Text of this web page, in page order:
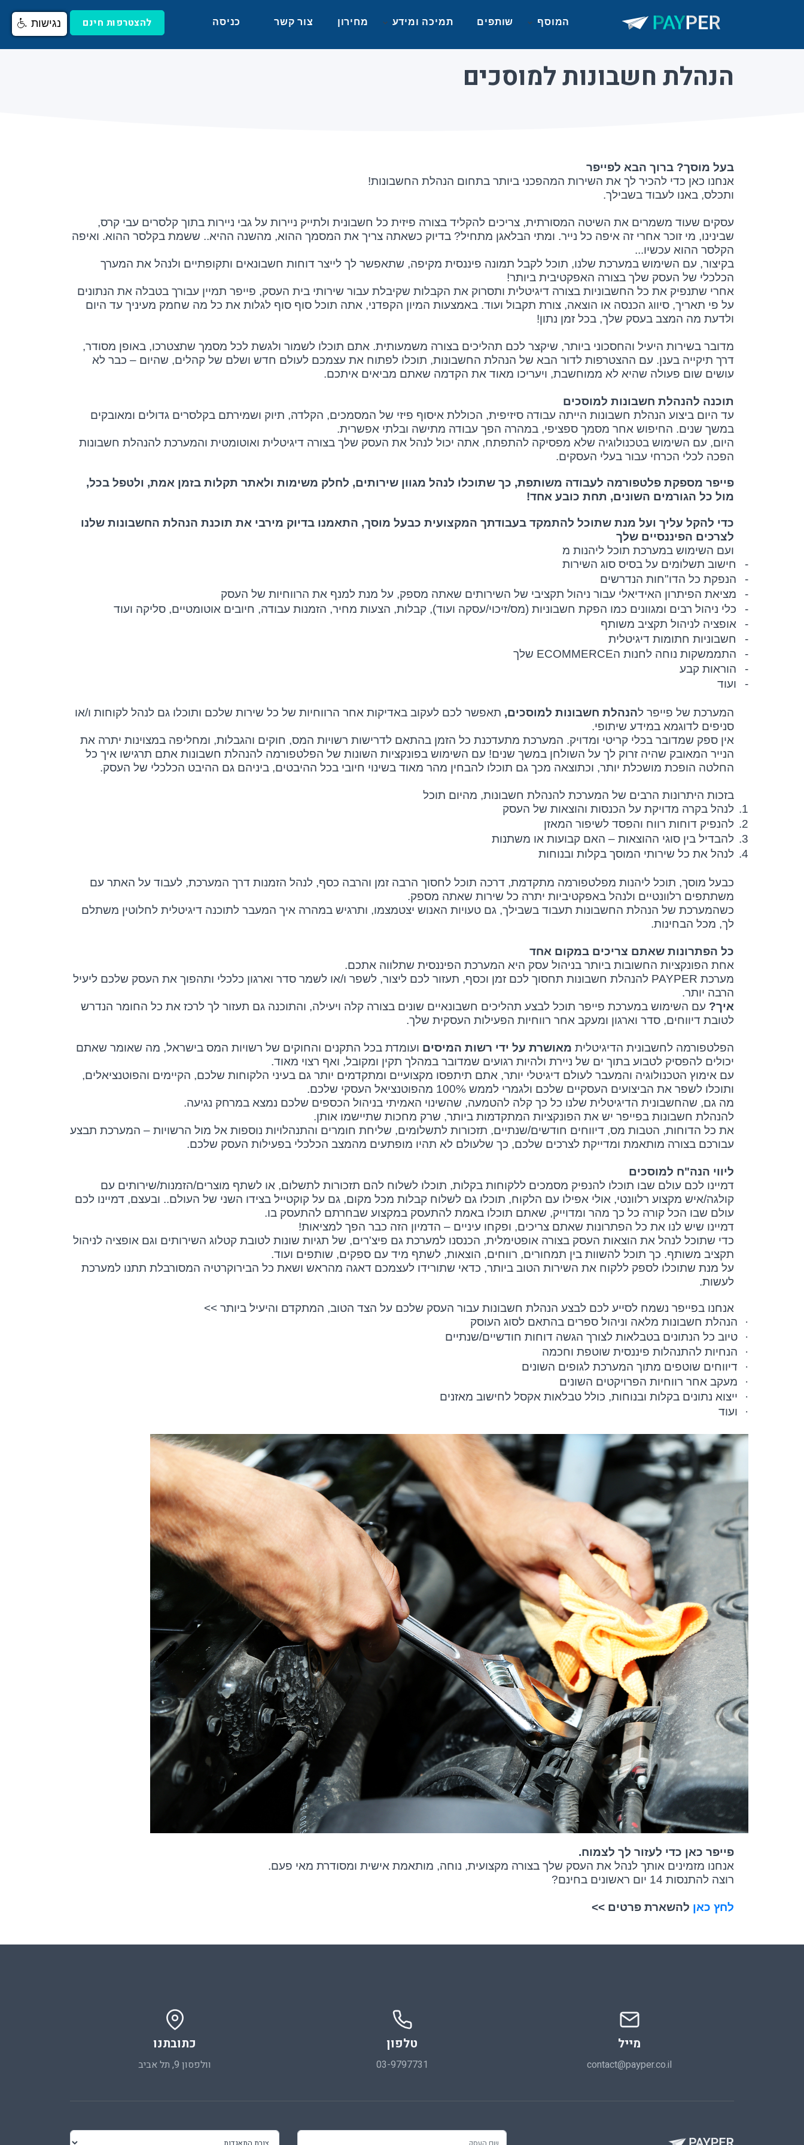
להצטרפות חינם המוסף שותפים תמיכה ומידע מחירון צור קשר כניסה
הנהלת חשבונות למוסכים
בעל מוסך? ברוך הבא לפייפר
אנחנו כאן כדי להכיר לך את השירות המהפכני ביותר בתחום הנהלת החשבונות!
ותכלס, באנו לעבוד בשבילך.
עסקים שעוד משמרים את השיטה המסורתית, צריכים להקליד בצורה פיזית כל חשבונית ולתייק ניירות על גבי ניירות בתוך קלסרים עבי קרס,
שבינינו, מי זוכר אחרי זה איפה כל נייר. ומתי הבלאגן מתחיל? בדיוק כשאתה צריך את המסמך ההוא, מהשנה ההיא.. ששמת בקלסר ההוא. ואיפה
הקלסר ההוא עכשיו...
בקיצור, עם השימוש במערכת שלנו, תוכל לקבל תמונה פיננסית מקיפה, שתאפשר לך לייצר דוחות חשבונאים ותקופתיים ולנהל את המערך
הכלכלי של העסק שלך בצורה האפקטיבית ביותר!
אחרי שתנפיק את כל החשבוניות בצורה דיגיטלית ותסרוק את הקבלות שקיבלת עבור שירותי בית העסק, פייפר תמיין עבורך בטבלה את הנתונים
על פי תאריך, סיווג הכנסה או הוצאה, צורת תקבול ועוד. באמצעות המיון הקפדני, אתה תוכל סוף סוף לגלות את כל מה שחמק מעיניך עד היום
ולדעת מה המצב בעסק שלך, בכל זמן נתון!
מדובר בשירות היעיל והחסכוני ביותר, שיקצר לכם תהליכים בצורה משמעותית. אתם תוכלו לשמור ולגשת לכל מסמך שתצטרכו, באופן מסודר,
דרך תיקייה בענן. עם ההצטרפות לדור הבא של הנהלת החשבונות, תוכלו לפתוח את עצמכם לעולם חדש ושלם של קהלים, שהיום – כבר לא
עושים שום פעולה שהיא לא ממוחשבת, ויעריכו מאוד את הקדמה שאתם מביאים איתכם.
תוכנה להנהלת חשבונות למוסכים
עד היום ביצוע הנהלת חשבונות הייתה עבודה סיזיפית, הכוללת איסוף פיזי של המסמכים, הקלדה, תיוק ושמירתם בקלסרים גדולים ומאובקים
במשך שנים. החיפוש אחר מסמך ספציפי, במהרה הפך עבודה מתישה ובלתי אפשרית.
היום, עם השימוש בטכנולוגיה שלא מפסיקה להתפתח, אתה יכול לנהל את העסק שלך בצורה דיגיטלית ואוטומטית והמערכת להנהלת חשבונות
הפכה לכלי הכרחי עבור בעלי העסקים.
פייפר מספקת פלטפורמה לעבודה משותפת, כך שתוכלו לנהל מגוון שירותים, לחלק משימות ולאתר תקלות בזמן אמת, ולטפל בכל,
מול כל הגורמים השונים, תחת כובע אחד!
כדי להקל עליך ועל מנת שתוכל להתמקד בעבודתך המקצועית כבעל מוסך, התאמנו בדיוק מירבי את תוכנת הנהלת החשבונות שלנו
לצרכים הפיננסיים שלך
ועם השימוש במערכת תוכל ליהנות מ
-
חישוב תשלומים על בסיס סוג השירות
-
הנפקת כל הדו"חות הנדרשים
-
מציאת הפיתרון האידיאלי עבור ניהול תקציבי של השירותים שאתה מספק, על מנת למנף את הרווחיות של העסק
-
כלי ניהול רבים ומגוונים כמו הפקת חשבוניות (מס/זיכוי/עסקה ועוד), קבלות, הצעות מחיר, הזמנות עבודה, חיובים אוטומטיים, סליקה ועוד
-
אופציה לניהול תקציב משותף
-
חשבוניות חתומות דיגיטלית
-
התממשקות נוחה לחנות הECOMMERCE שלך
-
הוראות קבע
-
ועוד
המערכת של פייפר להנהלת חשבונות למוסכים, תאפשר לכם לעקוב באדיקות אחר הרווחיות של כל שירות שלכם ותוכלו גם לנהל לקוחות ו/או
סניפים לדוגמא במידע שיתופי.
אין ספק שמדובר בכלי קריטי ומדויק. המערכת מתעדכנת כל הזמן בהתאם לדרישות רשויות המס, חוקים והגבלות, ומחליפה במצוינות יתרה את
הנייר המאובק שהיה זרוק לך על השולחן במשך שנים! עם השימוש בפונקציות השונות של הפלטפורמה להנהלת חשבונות אתם תרגישו איך כל
החלטה הופכת מושכלת יותר, וכתוצאה מכך גם תוכלו להבחין מהר מאוד בשינוי חיובי בכל ההיבטים, ביניהם גם ההיבט הכלכלי של העסק.
בזכות היתרונות הרבים של המערכת להנהלת חשבונות, מהיום תוכל
1.
לנהל בקרה מדויקת על הכנסות והוצאות של העסק
2.
להנפיק דוחות רווח והפסד לשיפור המאזן
3.
להבדיל בין סוגי ההוצאות – האם קבועות או משתנות
4.
לנהל את כל שירותי המוסך בקלות ובנוחות
כבעל מוסך, תוכל ליהנות מפלטפורמה מתקדמת, דרכה תוכל לחסוך הרבה זמן והרבה כסף, לנהל הזמנות דרך המערכת, לעבוד על האתר עם
משתתפים רלוונטיים ולנהל באפקטיביות יתרה כל שירות שאתה מספק.
כשהמערכת של הנהלת החשבונות תעבוד בשבילך, גם טעויות האנוש יצטמצמו, ותרגיש במהרה איך המעבר לתוכנה דיגיטלית לחלוטין משתלם
לך, מכל הבחינות.
כל הפתרונות שאתם צריכים במקום אחד
אחת הפונקציות החשובות ביותר בניהול עסק היא המערכת הפיננסית שתלווה אתכם.
מערכת PAYPER להנהלת חשבונות תחסוך לכם זמן וכסף, תעזור לכם ליצור, לשפר ו/או לשמר סדר וארגון כלכלי ותהפוך את העסק שלכם ליעיל
הרבה יותר.
איך? עם השימוש במערכת פייפר תוכל לבצע תהליכים חשבונאיים שונים בצורה קלה ויעילה, והתוכנה גם תעזור לך לרכז את כל החומר הנדרש
לטובת דיווחים, סדר וארגון ומעקב אחר רווחיות הפעילות העסקית שלך.
הפלטפורמה לחשבונית הדיגיטלית מאושרת על ידי רשות המיסים ועומדת בכל התקנים והחוקים של רשויות המס בישראל, מה שאומר שאתם
יכולים להפסיק לטבוע בתוך ים של ניירת ולהיות רגועים שמדובר במהלך תקין ומקובל, ואף רצוי מאוד.
עם אימוץ הטכנולוגיה והמעבר לעולם דיגיטלי יותר, אתם תיתפסו מקצועיים ומתקדמים יותר גם בעיני הלקוחות שלכם, הקיימים והפוטנציאלים,
ותוכלו לשפר את הביצועים העסקיים שלכם ולגמרי לממש 100% מהפוטנציאל העסקי שלכם.
מה גם, שהחשבונית הדיגיטלית שלנו כל כך קלה להטמעה, שהשינוי האמיתי בניהול הכספים שלכם נמצא במרחק נגיעה.
להנהלת חשבונות בפייפר יש את הפונקציות המתקדמות ביותר, שרק מחכות שתיישמו אותן.
את כל הדוחות, הטבות מס, דיווחים חודשים/שנתיים, תזכורות לתשלומים, שליחת חומרים והתנהלויות נוספות אל מול הרשויות – המערכת תבצע
עבורכם בצורה מותאמת ומדייקת לצרכים שלכם, כך שלעולם לא תהיו מופתעים מהמצב הכלכלי בפעילות העסק שלכם.
ליווי הנה"ח למוסכים
דמיינו לכם עולם שבו תוכלו להנפיק מסמכים ללקוחות בקלות, תוכלו לשלוח להם תזכורות לתשלום, או לשתף מוצרים/הזמנות/שירותים עם
קולגה/איש מקצוע רלוונטי, אולי אפילו עם הלקוח, תוכלו גם לשלוח קבלות מכל מקום, גם על קוקטייל בצידו השני של העולם.. ובעצם, דמיינו לכם
עולם שבו הכל קורה כל כך מהר ומדוייק, שאתם תוכלו באמת להתעסק במקצוע שבחרתם להתעסק בו.
דמיינו שיש לנו את כל הפתרונות שאתם צריכים, ופקחו עיניים – הדמיון הזה כבר הפך למציאות!
כדי שתוכל לנהל את הוצאות העסק בצורה אופטימלית, הכנסנו למערכת גם פיצ'רים, של תגיות שונות לטובת קטלוג השירותים וגם אופציה לניהול
תקציב משותף. כך תוכל להשוות בין תמחורים, רווחים, הוצאות, לשתף מיד עם ספקים, שותפים ועוד.
על מנת שתוכלו לספק ללקוח את השירות הטוב ביותר, כדאי שתורידו לעצמכם דאגה מהראש ושאת כל הבירוקרטיה המסורבלת תתנו למערכת
לעשות.
אנחנו בפייפר נשמח לסייע לכם לבצע הנהלת חשבונות עבור העסק שלכם על הצד הטוב, המתקדם והיעיל ביותר >>
·
הנהלת חשבונות מלאה וניהול ספרים בהתאם לסוג העוסק
·
טיוב כל הנתונים בטבלאות לצורך הגשה דוחות חודשיים/שנתיים
·
הנחיות להתנהלות פיננסית שוטפת וחכמה
·
דיווחים שוטפים מתוך המערכת לגופים השונים
·
מעקב אחר רווחיות הפרויקטים השונים
·
ייצוא נתונים בקלות ובנוחות, כולל טבלאות אקסל לחישוב מאזנים
·
ועוד
פייפר כאן כדי לעזור לך לצמוח.
אנחנו מזמינים אותך לנהל את העסק שלך בצורה מקצועית, נוחה, מותאמת אישית ומסודרת מאי פעם.
רוצה להתנסות 14 יום ראשונים בחינם?
לחץ כאן להשארת פרטים >>
מייל
contact@payper.co.il
טלפון
03-9797731
כתובתנו
וולפסון 9, תל אביב
נגישות